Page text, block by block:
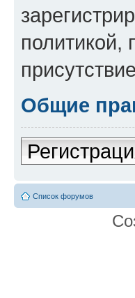
Общие
Список форумов